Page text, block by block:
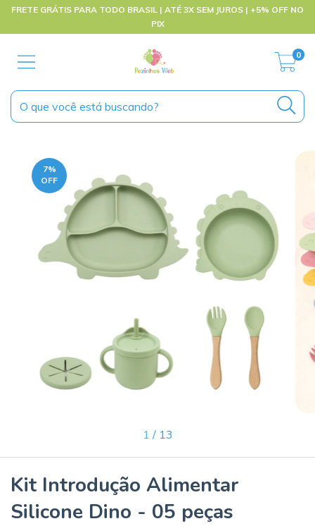
FRETE GRÁTIS PARA TODO BRASIL | ATÉ 3X SEM JUROS | +5% OFF NO
PIX
0
7%
OFF
1 / 13
Kit Introdução Alimentar
Silicone Dino - 05 peças